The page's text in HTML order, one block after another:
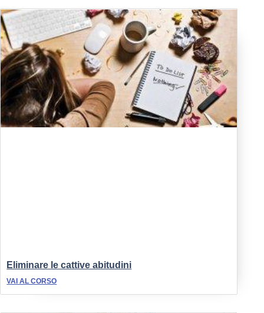
Eliminare le cattive abitudini
VAI AL CORSO